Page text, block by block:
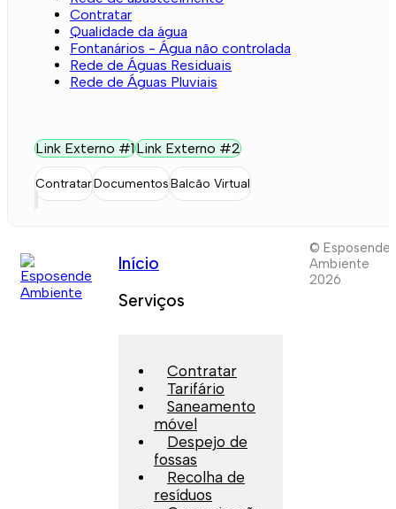
Contratar
Qualidade da água
Fontanários - Água não controlada
Rede de Águas Residuais
Rede de Águas Pluviais
Link Externo #1Link Externo #2
ContratarDocumentosBalcão Virtual
Início
Serviços
Contratar
Tarifário
Saneamento
móvel
Despejo de
fossas
Recolha de
resíduos
© Esposende
Ambiente
2026